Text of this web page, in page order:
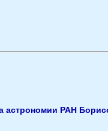
астрономии РАН